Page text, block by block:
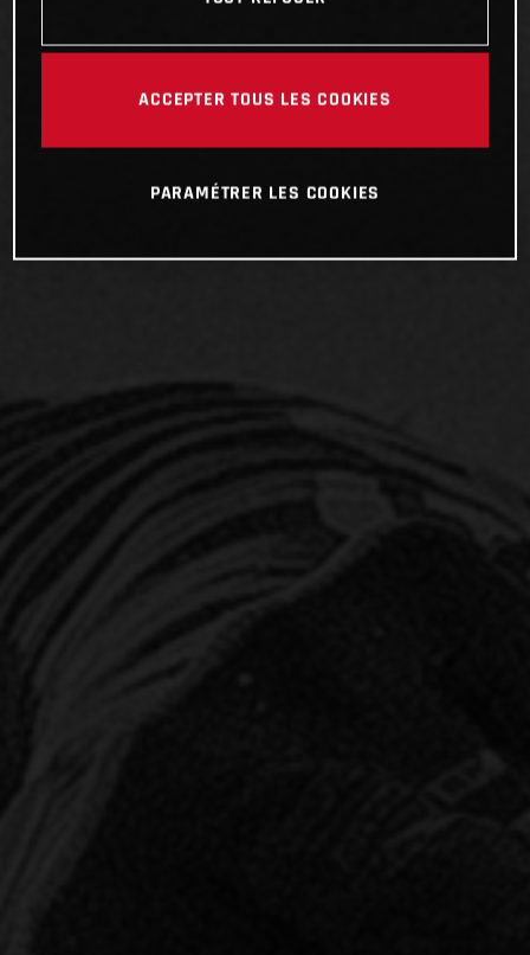
ACCEPTER TOUS LES COOKIES
PARAMÉTRER LES COOKIES